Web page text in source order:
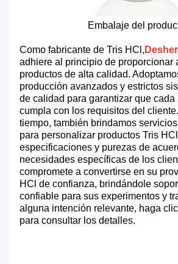
Embalaje del
Como fabricante de Tris HCl,
adhiere al principio de proporcionar
productos de alta calidad.
producción avanzados y estrictos
de calidad para garantizar que cada
cumpla con los requisitos del
tiempo, también brindamos
para personalizar productos Tris
especificaciones y purezas de
necesidades específicas de los
compromete a convertirse en su
HCl de confianza, brindándole
confiable para sus experimentos y
alguna intención relevante, haga
para consultar los detalles.